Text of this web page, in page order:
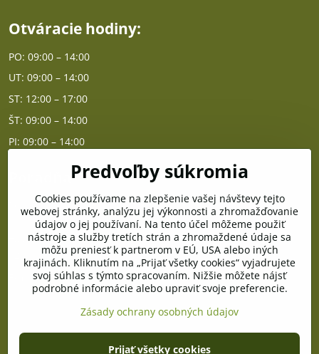
Otváracie hodiny:
PO: 09:00 – 14:00
UT: 09:00 – 14:00
ST: 12:00 – 17:00
ŠT: 09:00 – 14:00
PI: 09:00 – 14:00
PO - PIA od 10:00 do 14:00
Telefón poradňa:
+421 903 996 513
E-mail:
poradna@pramenzdravia.sk
©2026Copyright
Predvoľby súkromiaZásady ochrany osobných údajov
Predvoľby súkromia
Cookies používame na zlepšenie vašej návštevy tejto
webovej stránky, analýzu jej výkonnosti a zhromažďovanie
údajov o jej používaní. Na tento účel môžeme použiť
nástroje a služby tretích strán a zhromaždené údaje sa
môžu preniesť k partnerom v EÚ, USA alebo iných
krajinách. Kliknutím na „Prijať všetky cookies“ vyjadrujete
svoj súhlas s týmto spracovaním. Nižšie môžete nájsť
podrobné informácie alebo upraviť svoje preferencie.
Zásady ochrany osobných údajov
Prijať všetky cookies